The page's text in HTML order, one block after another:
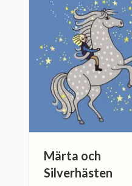
Märta och
Silverhästen